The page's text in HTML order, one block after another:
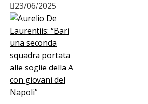
23/06/2025